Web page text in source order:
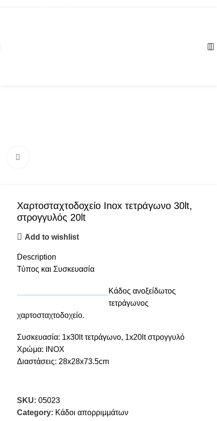
Χαρτοσταχτοδοχείο Inox τετράγωνο 30lt,
στρογγυλός 20lt
Add to wishlist
Description
Τύπος και Συσκευασία
Κάδος ανοξείδωτος
τετράγωνος
χαρτοσταχτοδοχείο.
Συσκευασία: 1x30lt τετράγωνο, 1x20lt στρογγυλό
Χρώμα: INOX
Διαστάσεις: 28x28x73.5cm
SKU: 05023
Category: Κάδοι απορριμμάτων